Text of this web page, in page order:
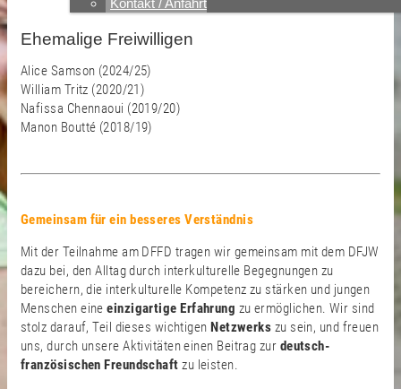
Kontakt / Anfahrt
Ehemalige Freiwilligen
Alice Samson (2024/25)
William Tritz (2020/21)
Nafissa Chennaoui (2019/20)
Manon Boutté (2018/19)
Gemeinsam für ein besseres Verständnis
Mit der Teilnahme am DFFD tragen wir gemeinsam mit dem DFJW
dazu bei, den Alltag durch interkulturelle Begegnungen zu
bereichern, die interkulturelle Kompetenz zu stärken und jungen
Menschen eine einzigartige Erfahrung zu ermöglichen. Wir sind
stolz darauf, Teil dieses wichtigenNetzwerks zu sein, und freuen
uns, durch unsere Aktivitäten einen Beitrag zur deutsch-
französischen Freundschaft zu leisten.